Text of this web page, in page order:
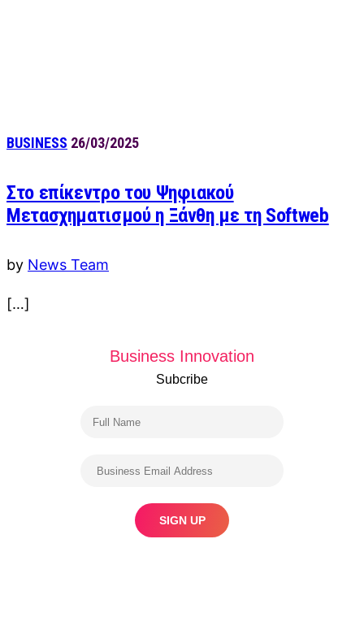
BUSINESS 26/03/2025
Στο επίκεντρο του Ψηφιακού
Μετασχηματισμού η Ξάνθη με τη Softweb
by News Team
[…]
Business Innovation
Subcribe